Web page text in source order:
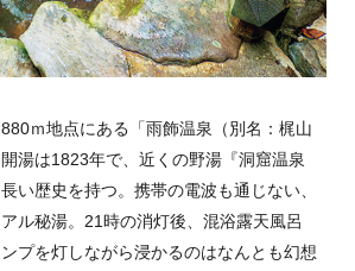
ｍ地点にある「雨飾温泉（別名：梶山
湯は1823年で、近くの野湯『洞窟温泉
い歴史を持つ。携帯の電波も通じない、
ル秘湯。21時の消灯後、混浴露天風呂
ンプを灯しながら浸かるのはなんとも幻想